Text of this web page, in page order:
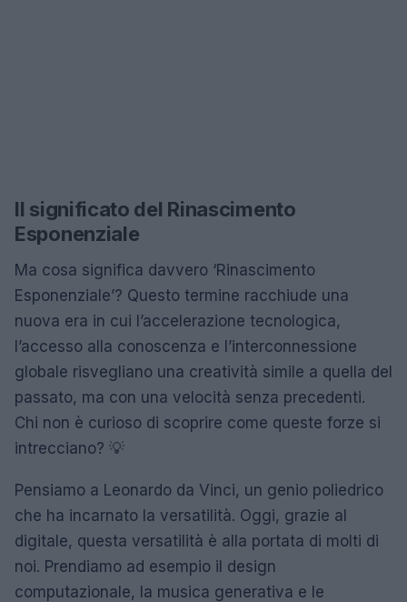
Il significato del Rinascimento
Esponenziale
Ma cosa significa davvero ‘Rinascimento
Esponenziale’? Questo termine racchiude una
nuova era in cui l’accelerazione tecnologica,
l’accesso alla conoscenza e l’interconnessione
globale risvegliano una creatività simile a quella del
passato, ma con una velocità senza precedenti.
Chi non è curioso di scoprire come queste forze si
intrecciano? 💡
Pensiamo a Leonardo da Vinci, un genio poliedrico
che ha incarnato la versatilità. Oggi, grazie al
digitale, questa versatilità è alla portata di molti di
noi. Prendiamo ad esempio il design
computazionale, la musica generativa e le